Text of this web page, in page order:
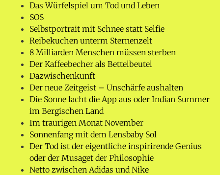
Das Würfelspiel um Tod und Leben
SOS
Selbstportrait mit Schnee statt Selfie
Reibekuchen unterm Sternenzelt
8 Milliarden Menschen müssen sterben
Der Kaffeebecher als Bettelbeutel
Dazwischenkunft
Der neue Zeitgeist – Unschärfe aushalten
Die Sonne lacht die App aus oder Indian Summer
im Bergischen Land
Im traurigen Monat November
Sonnenfang mit dem Lensbaby Sol
Der Tod ist der eigentliche inspirirende Genius
oder der Musaget der Philosophie
Netto zwischen Adidas und Nike